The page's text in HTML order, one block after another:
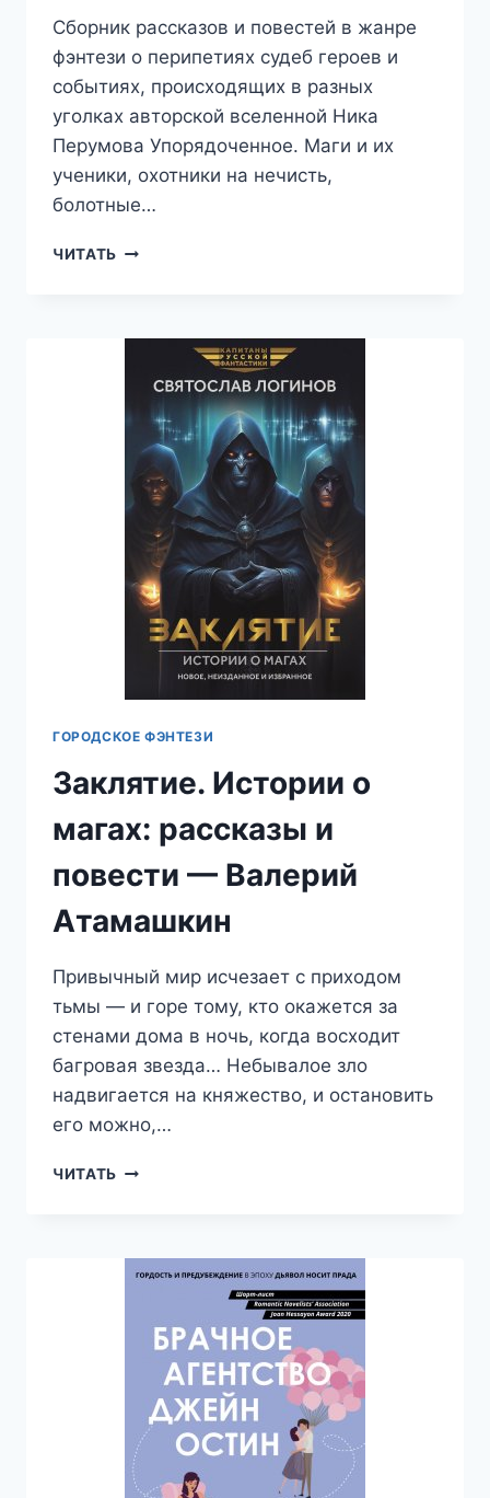
Сборник рассказов и повестей в жанре
фэнтези о перипетиях судеб героев и
событиях, происходящих в разных
уголках авторской вселенной Ника
Перумова Упорядоченное. Маги и их
ученики, охотники на нечисть,
болотные…
ЧИТАТЬ УПОРЯДОЧЕННОЕ
АТАМАШКИН
ГОРОДСКОЕ ФЭНТЕЗИ
Заклятие. Истории о
магах: рассказы и
повести — Валерий
Атамашкин
Привычный мир исчезает с приходом
тьмы — и горе тому, кто окажется за
стенами дома в ночь, когда восходит
багровая звезда… Небывалое зло
надвигается на княжество, и остановить
его можно,…
ЧИТАТЬ ЗАКЛЯТИЕ.
РАССКАЗЫ
ВАЛЕРИЙ
АТАМАШКИН